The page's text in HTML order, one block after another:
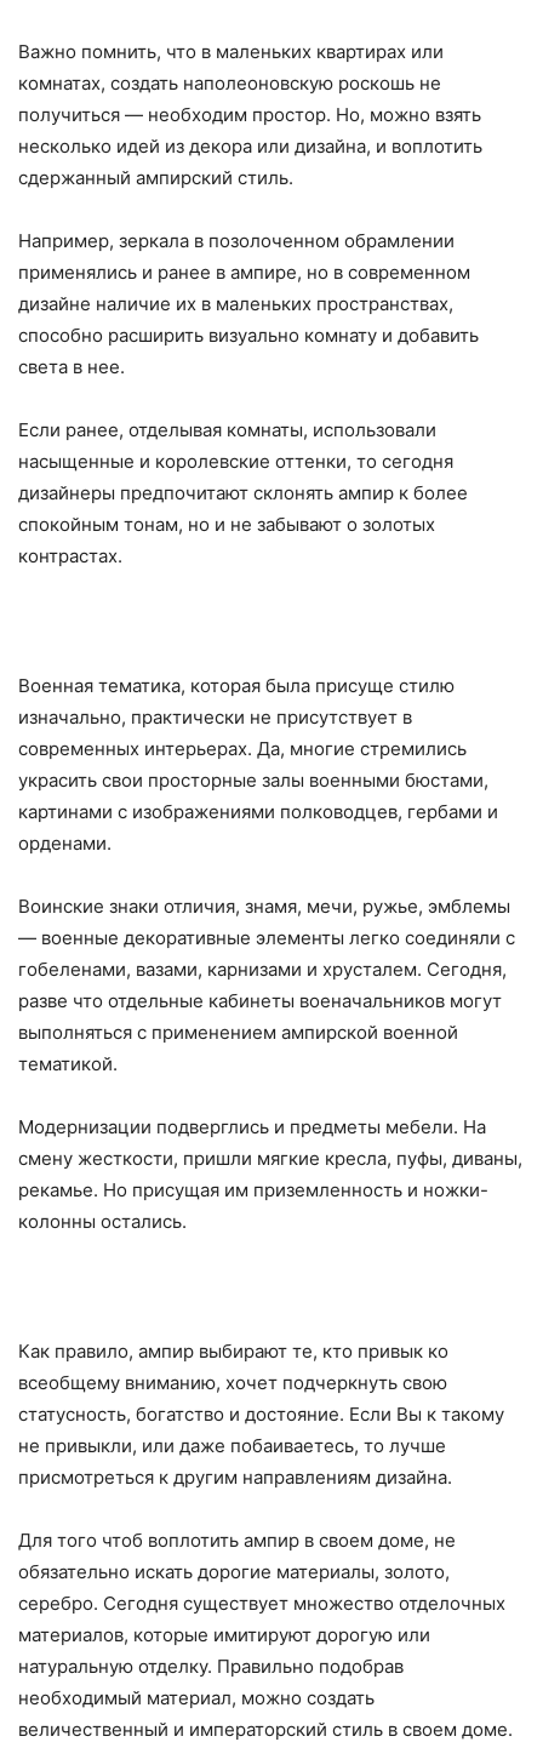
Важно помнить, что в маленьких квартирах или
комнатах, создать наполеоновскую роскошь не
получиться — необходим простор. Но, можно взять
несколько идей из декора или дизайна, и воплотить
сдержанный ампирский стиль.
Например, зеркала в позолоченном обрамлении
применялись и ранее в ампире, но в современном
дизайне наличие их в маленьких пространствах,
способно расширить визуально комнату и добавить
света в нее.
Если ранее, отделывая комнаты, использовали
насыщенные и королевские оттенки, то сегодня
дизайнеры предпочитают склонять ампир к более
спокойным тонам, но и не забывают о золотых
контрастах.
Военная тематика, которая была присуще стилю
изначально, практически не присутствует в
современных интерьерах. Да, многие стремились
украсить свои просторные залы военными бюстами,
картинами с изображениями полководцев, гербами и
орденами.
Воинские знаки отличия, знамя, мечи, ружье, эмблемы
— военные декоративные элементы легко соединяли с
гобеленами, вазами, карнизами и хрусталем. Сегодня,
разве что отдельные кабинеты военачальников могут
выполняться с применением ампирской военной
тематикой.
Модернизации подверглись и предметы мебели. На
смену жесткости, пришли мягкие кресла, пуфы, диваны,
рекамье. Но присущая им приземленность и ножки-
колонны остались.
Как правило, ампир выбирают те, кто привык ко
всеобщему вниманию, хочет подчеркнуть свою
статусность, богатство и достояние. Если Вы к такому
не привыкли, или даже побаиваетесь, то лучше
присмотреться к другим направлениям дизайна.
Для того чтоб воплотить ампир в своем доме, не
обязательно искать дорогие материалы, золото,
серебро. Сегодня существует множество отделочных
материалов, которые имитируют дорогую или
натуральную отделку. Правильно подобрав
необходимый материал, можно создать
величественный и императорский стиль в своем доме.